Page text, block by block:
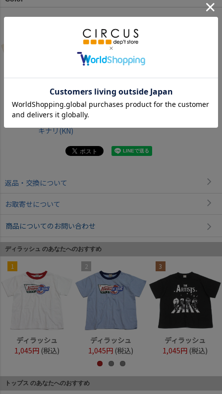
キナリ(KN)
返品・交換について
お取寄せについて
商品についてのお問い合わせ
ディラッシュ のあなたへのおすすめ
1
ディラッシュ
1,045円 (税込)
2
ディラッシュ
1,045円 (税込)
3
ディラッシュ
1,045円 (税込)
トップス のあなたへのおすすめ